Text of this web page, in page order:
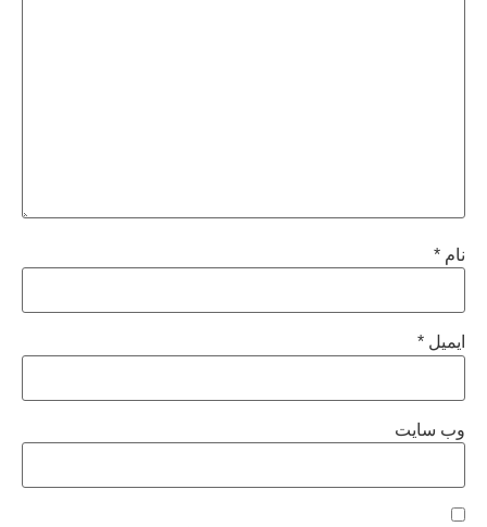
نام *
ایمیل *
وب‌ سایت